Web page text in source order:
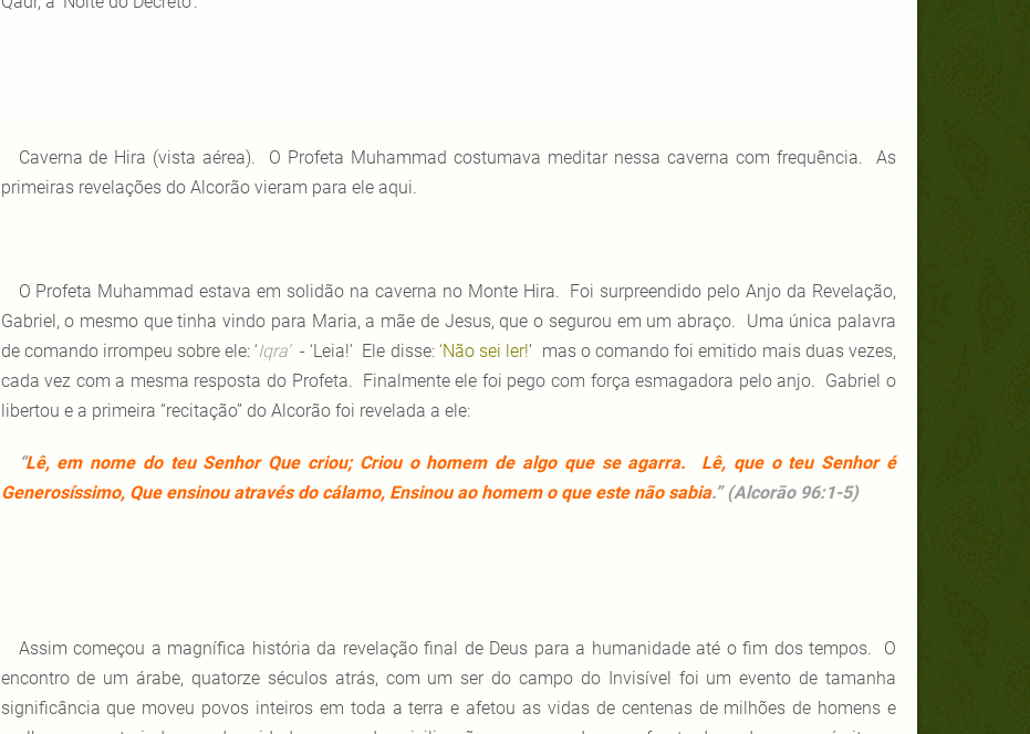
Caverna de Hira (vista aérea). O Profeta Muhammad costumava meditar nessa caverna com frequência. As
primeiras revelações do Alcorão vieram para ele aqui.
O Profeta Muhammad estava em solidão na caverna no Monte Hira. Foi surpreendido pelo Anjo da Revelação,
Gabriel, o mesmo que tinha vindo para Maria, a mãe de Jesus, que o segurou em um abraço. Uma única palavra
de comando irrompeu sobre ele: ‘Iqra’- ‘Leia!’ Ele disse: ‘Não sei ler!’ mas o comando foi emitido mais duas vezes,
cada vez com a mesma resposta do Profeta. Finalmente ele foi pego com força esmagadora pelo anjo. Gabriel o
libertou e a primeira “recitação” do Alcorão foi revelada a ele:
“Lê, em nome do teu Senhor Que criou; Criou o homem de algo que se agarra. Lê, que o teu Senhor é
Generosíssimo, Que ensinou através do cálamo, Ensinou ao homem o que este não sabia.” (Alcorão 96:1-5)
Assim começou a magnífica história da revelação final de Deus para a humanidade até o fim dos tempos. O
encontro de um árabe, quatorze séculos atrás, com um ser do campo do Invisível foi um evento de tamanha
significância que moveu povos inteiros em toda a terra e afetou as vidas de centenas de milhões de homens e